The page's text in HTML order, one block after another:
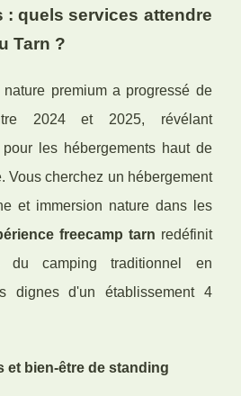
: quels services attendre
Tarn ?
premium a progressé de
2024 et 2025, révélant
pour les hébergements haut de
Vous cherchez un hébergement
et immersion nature dans les
freecamp tarn redéfinit
du camping traditionnel en
dignes d'un établissement 4
et bien-être de standing